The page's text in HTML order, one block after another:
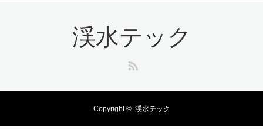
渓水テック
Copyright © 渓水テック